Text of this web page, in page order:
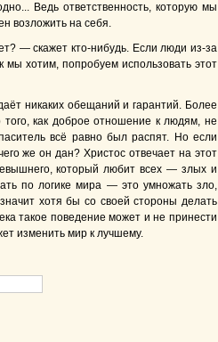
Ведь ответственность, которую мы
возложить на себя.
— скажет кто-нибудь. Если люди из-за
мы хотим, попробуем использовать этот
никаких обещаний и гарантий. Более
как доброе отношение к людям, не
всё равно был распят. Но если
же он дан? Христос отвечает на этот
который любит всех — злых и
по логике мира — это умножать зло,
хотя бы со своей стороны делать
такое поведение может и не принести
изменить мир к лучшему.